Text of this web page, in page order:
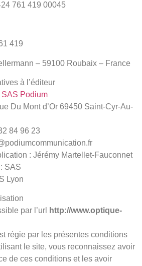
761 419 00045
419
– 59100 Roubaix – France
à l’éditeur
SAS Podium
Du Mont d’Or 69450 Saint-Cyr-Au-
84 96 23
: Jérémy Martellet-Fauconnet
SAS
Lyon
par l’url
http://www.optique-
régie par les présentes conditions
le site, vous reconnaissez avoir
de ces conditions et les avoir